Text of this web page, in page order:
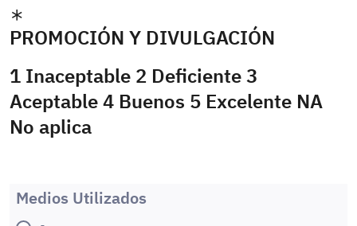
PROMOCIÓN Y DIVULGACIÓN
1 Inaceptable 2 Deficiente 3
Aceptable 4 Buenos 5 Excelente NA
No aplica
Medios Utilizados